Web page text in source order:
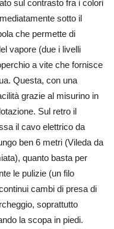
sul contrasto fra i colori
sotto il
che permette di
vapore (due i livelli
a vite che fornisce
Questa, con una
grazie al misurino in
Sul retro il
il cavo elettrico da
ben 6 metri (Vileda da
quanto basta per
le pulizie (un filo
cambi di presa di
soprattutto
la scopa in piedi.